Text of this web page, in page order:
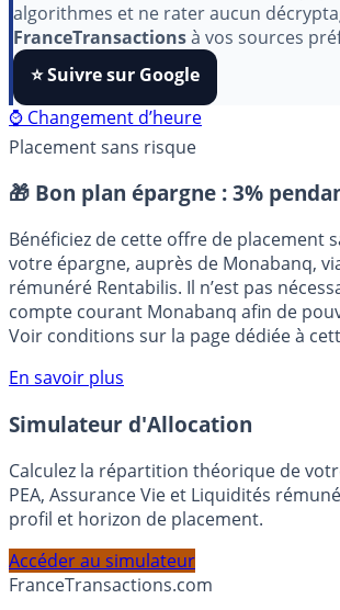
Pour soutenir le travail de notre
algorithmes et ne rater aucun
FranceTransactionsà vos sources
⭐️ Suivre sur Google
⌚ Changement d’heure
Placement sans risque
🎁 Bon plan épargne : 3%
Bénéficiez de cette offre de placement
votre épargne, auprès de Monabanq,
rémunéré Rentabilis. Il n’est pas
compte courant Monabanq afin de
Voir conditions sur la page dédiée à
En savoir plus
Simulateur d'Allocation
Calculez la répartition théorique de
PEA, Assurance Vie et Liquidités
profil et horizon de placement.
Accéder au simulateur